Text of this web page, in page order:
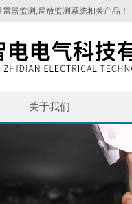
器监测,局放监测系统相关产品！
关于我们